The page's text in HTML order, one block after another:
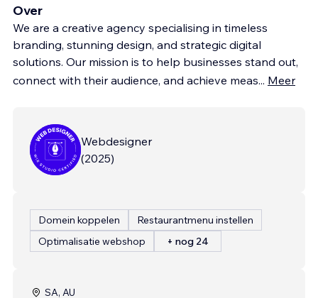
Over
We are a creative agency specialising in timeless
branding, stunning design, and strategic digital
solutions. Our mission is to help businesses stand out,
connect with their audience, and achieve meas... Meer
Webdesigner
(2025)
Domein koppelen
Restaurantmenu instellen
Optimalisatie webshop
+ nog 24
SA, AU